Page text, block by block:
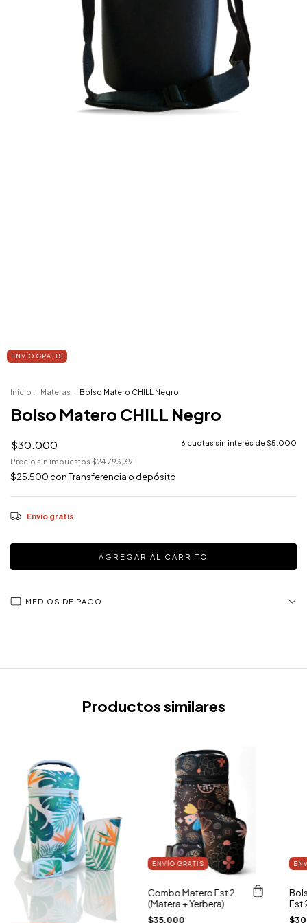
ENVÍO GRATIS
Inicio Materas Bolso Matero CHILL Negro
Bolso Matero CHILL Negro
$30.000 6 cuotas sin interés de $5.000
Precio sin impuestos $24.793,39
$25.500 conTransferencia o depósito
Envío gratis
MEDIOS DE PAGO
Productos similares
ENVÍO GRATIS
Combo Matero Est 2
(Matera + Yerbera)
$35.000
Est